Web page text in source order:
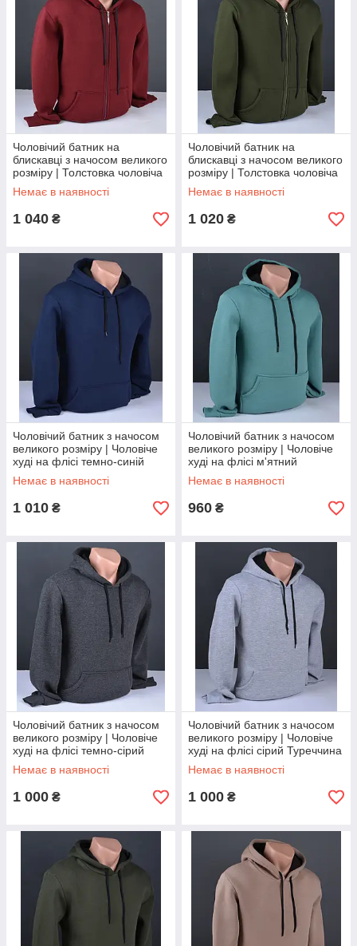
Чоловічий батник на
блискавці з начосом великого
розміру | Толстовка чоловіча
на флісі бордова Туреччина
6167 Б
Немає в наявності
1 040 ₴
Чоловічий батник на
блискавці з начосом великого
розміру | Толстовка чоловіча
на флісі хакі Туреччина 6121
Б
Немає в наявності
1 020 ₴
Чоловічий батник з начосом
великого розміру | Чоловіче
худі на флісі темно-синій
Туреччина 6091 Б
Немає в наявності
1 010 ₴
Чоловічий батник з начосом
великого розміру | Чоловіче
худі на флісі м'ятний
Туреччина 6095 Б
Немає в наявності
960 ₴
Чоловічий батник з начосом
великого розміру | Чоловіче
худі на флісі темно-сірий
Туреччина 6056 Б
Немає в наявності
1 000 ₴
Чоловічий батник з начосом
великого розміру | Чоловіче
худі на флісі сірий Туреччина
6053 Б
Немає в наявності
1 000 ₴